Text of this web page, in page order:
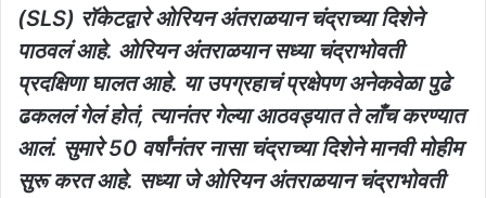
(SLS) रॉकेटद्वारे ओरियन अंतराळयान चंद्राच्या दिशेने
पाठवलं आहे. ओरियन अंतराळयान सध्या चंद्राभोवती
प्रदक्षिणा घालत आहे. या उपग्रहाचं प्रक्षेपण अनेकवेळा पुढे
ढकललं गेलं होतं, त्यानंतर गेल्या आठवड्यात ते लाँच करण्यात
आलं. सुमारे 50 वर्षांनंतर नासा चंद्राच्या दिशेने मानवी मोहीम
सुरू करत आहे. सध्या जे ओरियन अंतराळयान चंद्राभोवती